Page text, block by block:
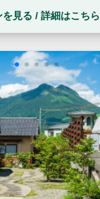
を見る / 詳細はこちら